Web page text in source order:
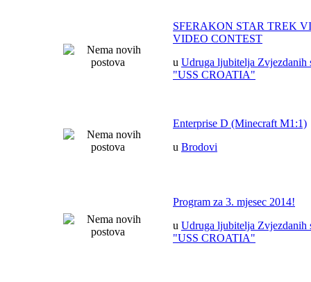
SFERAKON STAR TREK
VIDEO CONTEST
u Udruga ljubitelja Zvjezdanih
"USS CROATIA"
Enterprise D (Minecraft M1:1)
u Brodovi
Program za 3. mjesec 2014!
u Udruga ljubitelja Zvjezdanih
"USS CROATIA"